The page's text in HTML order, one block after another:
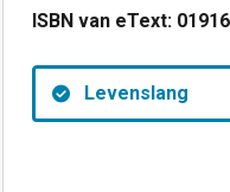
ISBN van eText:
Levenslang